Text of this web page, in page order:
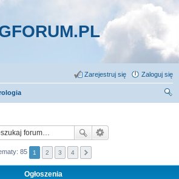
Zaloguj się
Zarejestruj się
85 1 2 3 4
Ogłoszenia